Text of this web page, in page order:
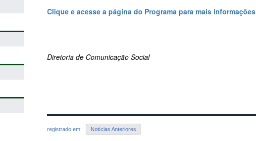
Clique e acesse a página do Programa para mais informações
Diretoria de Comunicação Social
registrado em: Notícias Anteriores